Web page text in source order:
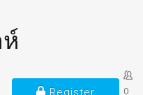
Register 0